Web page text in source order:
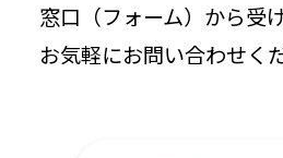
窓口（フォーム）から受
お気軽にお問い合わせく